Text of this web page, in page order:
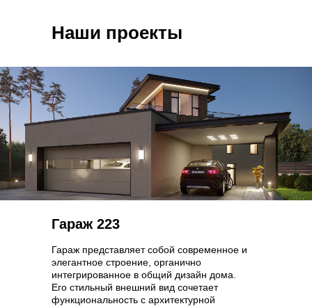
Наши проекты
Гараж 223
Гараж представляет собой современное и
элегантное строение, органично
интегрированное в общий дизайн дома.
Его стильный внешний вид сочетает
функциональность с архитектурной